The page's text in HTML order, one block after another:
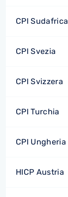
CPI Sudafrica
CPI Svezia
CPI Svizzera
CPI Turchia
CPI Ungheria
HICP Austria